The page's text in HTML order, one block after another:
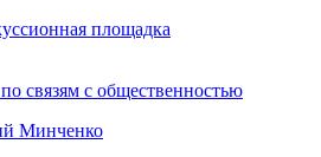
площадка
связям с общественностью
Минченко